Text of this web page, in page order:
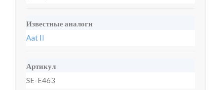
Известные аналоги
Aat II
Артикул
SE-E463